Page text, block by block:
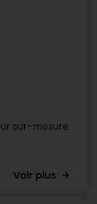
sur-mesure
Voir plus